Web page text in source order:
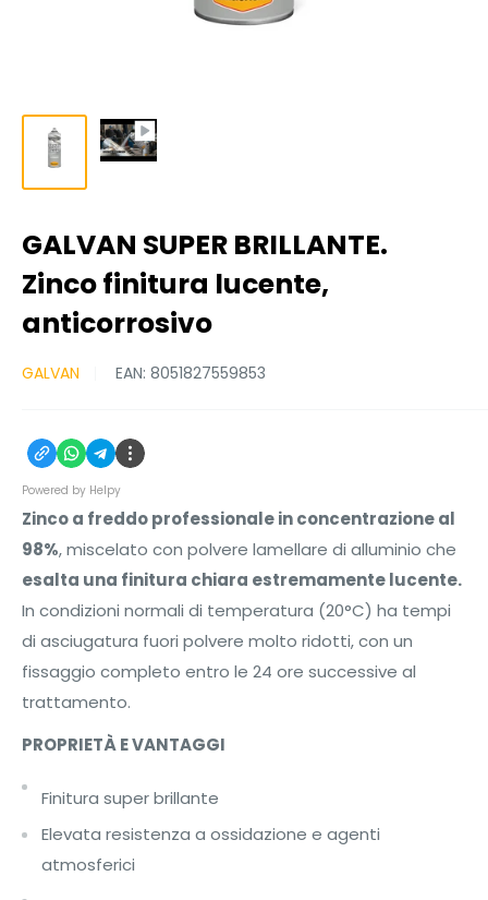
GALVAN SUPER BRILLANTE.
Zinco finitura lucente,
anticorrosivo
GALVAN EAN: 8051827559853
Powered by Helpy
Zinco a freddo professionale in concentrazione al
98%, miscelato con polvere lamellare di alluminio che
esalta una finitura chiara estremamente lucente.
In condizioni normali di temperatura (20°C) ha tempi
di asciugatura fuori polvere molto ridotti, con un
fissaggio completo entro le 24 ore successive al
trattamento.
PROPRIETÀ E VANTAGGI
Finitura super brillante
Elevata resistenza a ossidazione e agenti
atmosferici